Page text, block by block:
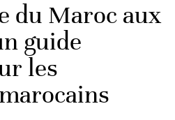
du Maroc aux
guide
les